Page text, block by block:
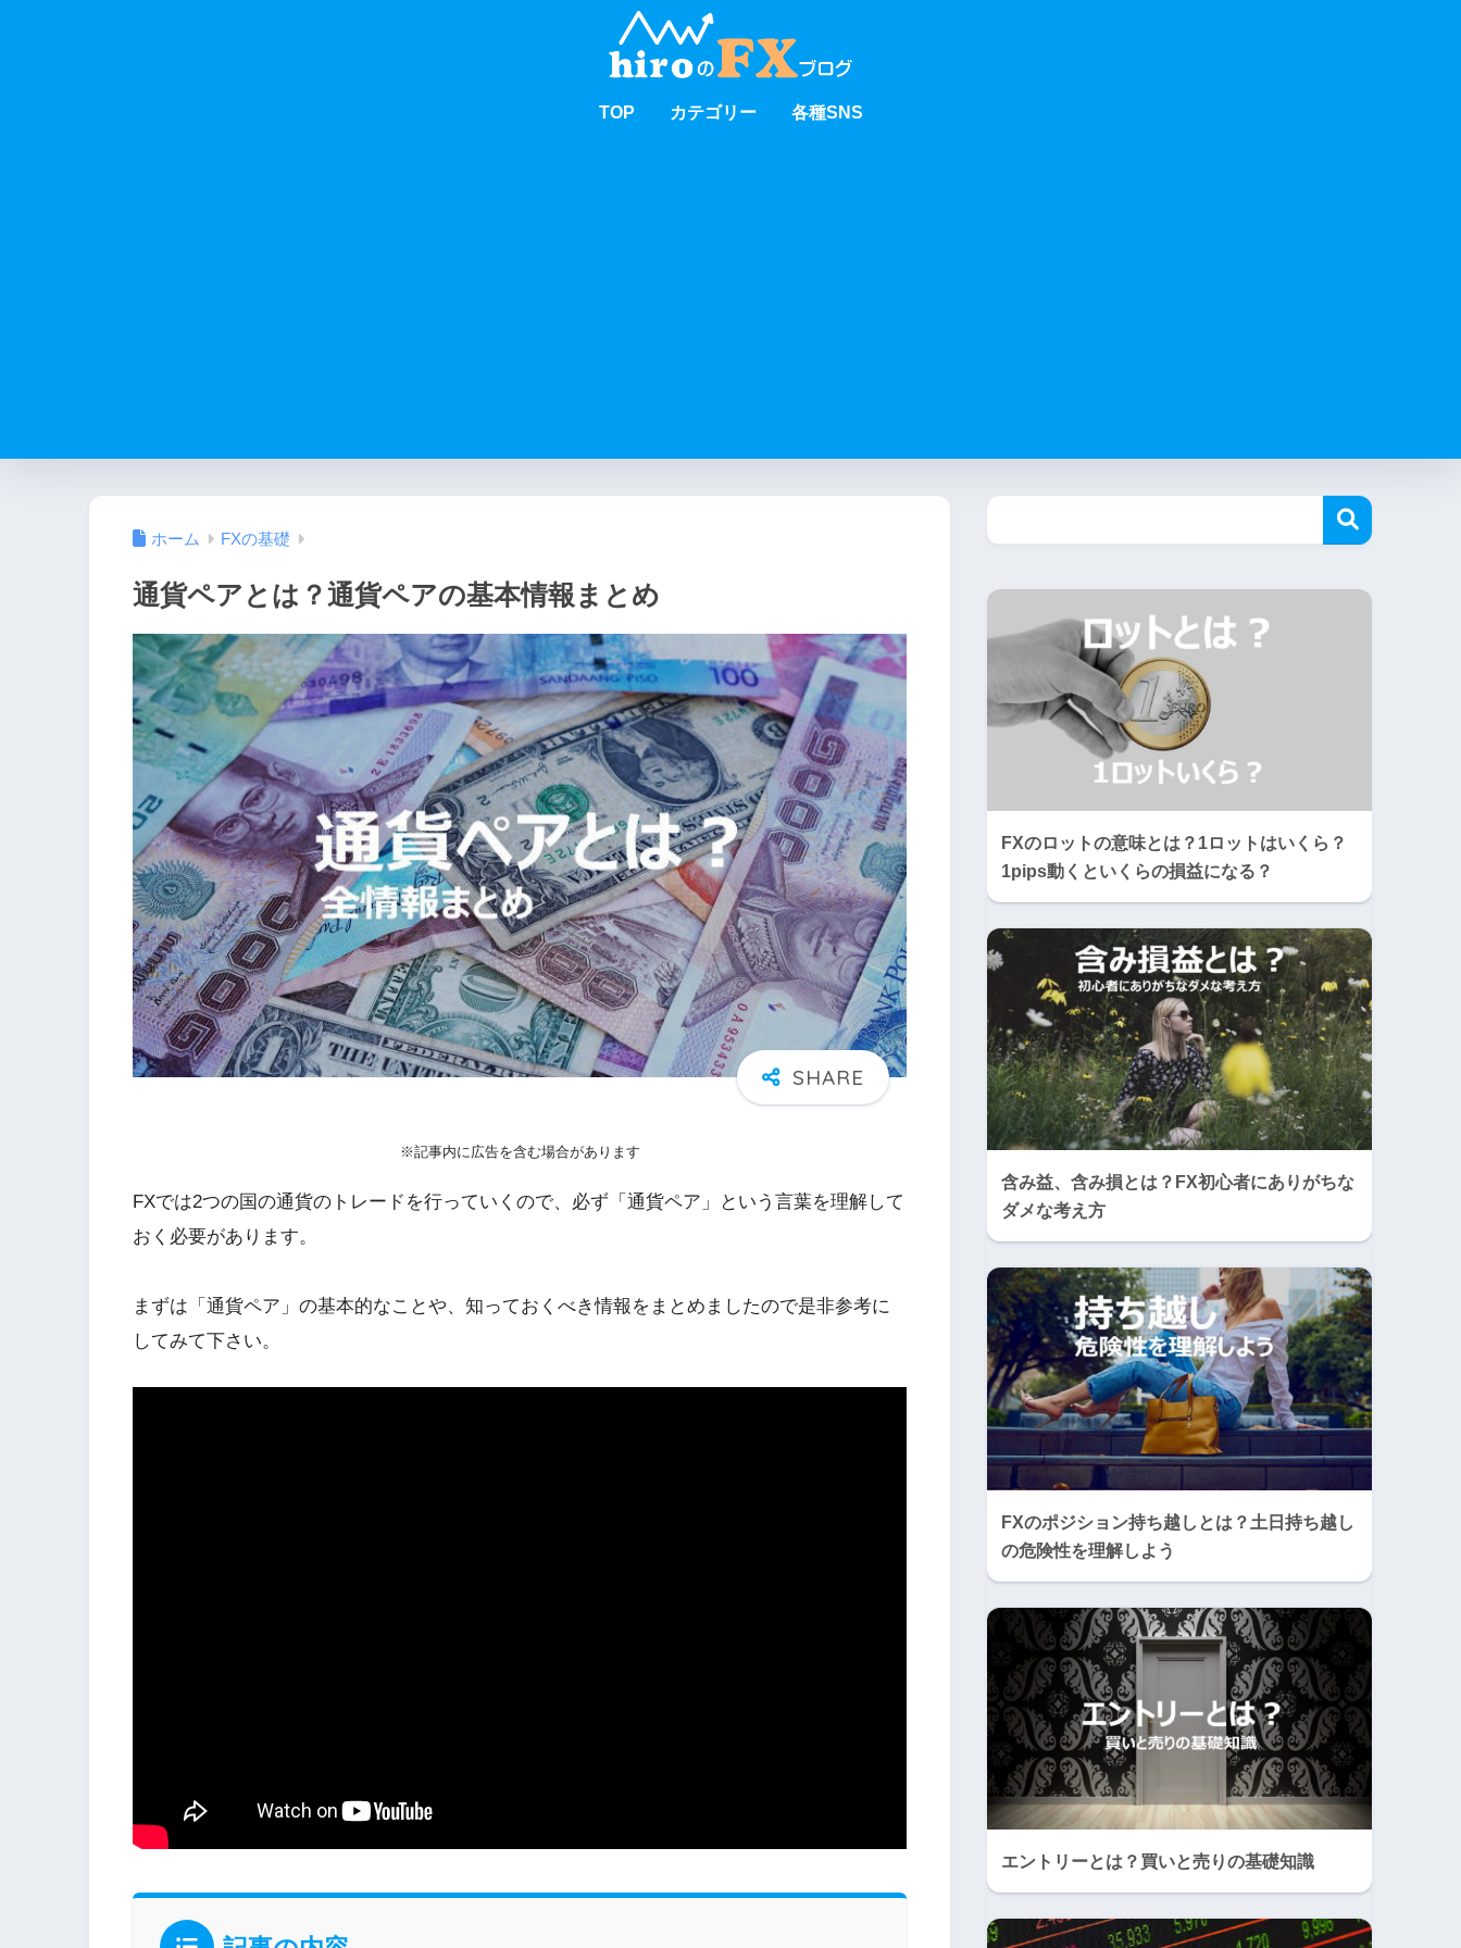
TOP カテゴリー 各種SNS
ホーム FXの基礎
通貨ペアとは？通貨ペアの基本情報まとめ
※記事内に広告を含む場合があります
FXでは2つの国の通貨のトレードを行っていくので、必ず「通貨ペア」という言葉を理解して
おく必要があります。
まずは「通貨ペア」の基本的なことや、知っておくべき情報をまとめましたので是非参考に
してみて下さい。
FXのロットの意味とは？1ロットはいくら？
1pips動くといくらの損益になる？
含み益、含み損とは？FX初心者にありがちな
ダメな考え方
FXのポジション持ち越しとは？土日持ち越し
の危険性を理解しよう
エントリーとは？買いと売りの基礎知識